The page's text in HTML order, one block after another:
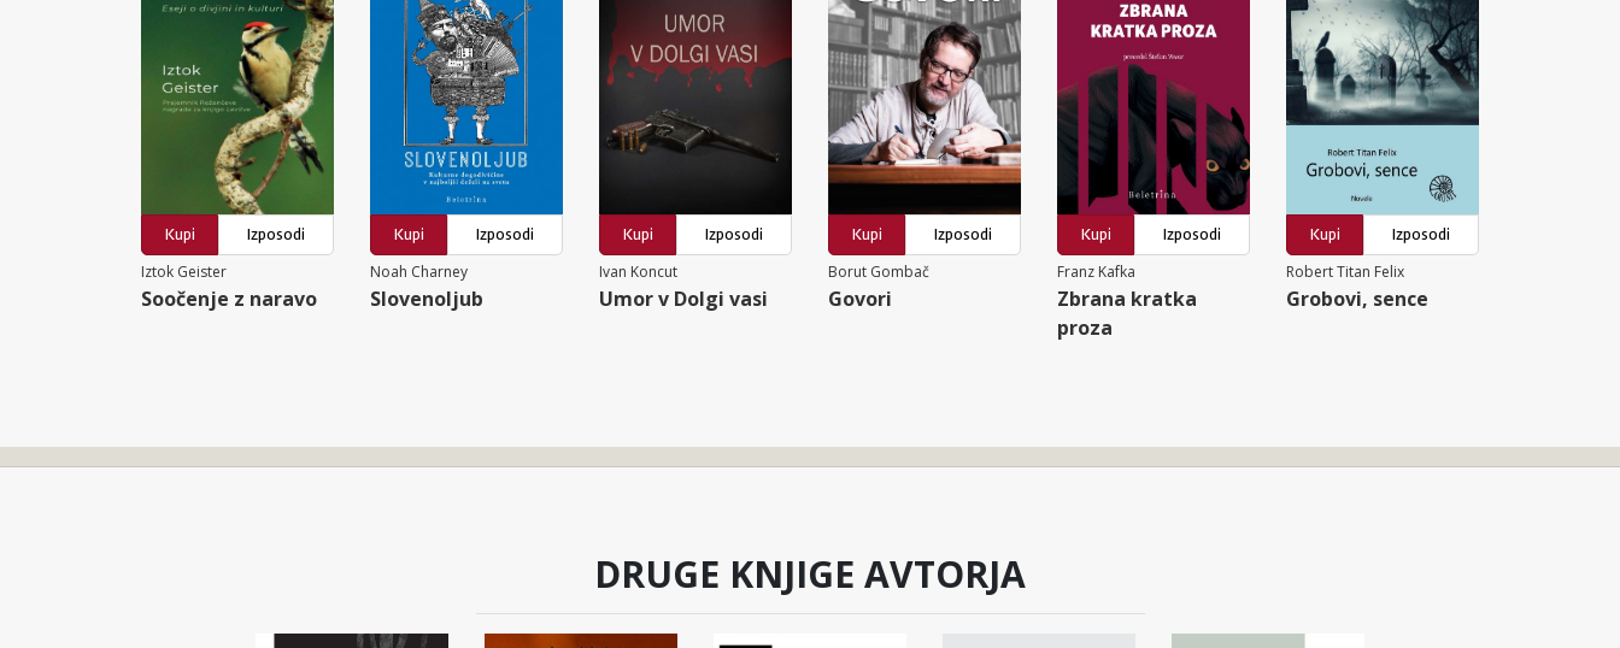
Kupi
Izposodi
Iztok Geister
Soočenje z naravo
Kupi
Izposodi
Noah Charney
Slovenoljub
Kupi
Izposodi
Ivan Koncut
Umor v Dolgi vasi
Kupi
Izposodi
Borut Gombač
Govori
Kupi
Izposodi
Franz Kafka
Zbrana kratka
proza
Kupi
Izposodi
Robert Titan Felix
Grobovi, sence
DRUGE KNJIGE AVTORJA